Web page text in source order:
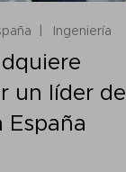
Ingeniería
un líder de
España